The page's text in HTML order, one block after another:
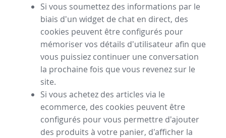
Si vous soumettez des informations par le
biais d'un widget de chat en direct, des
cookies peuvent être configurés pour
mémoriser vos détails d'utilisateur afin que
vous puissiez continuer une conversation
la prochaine fois que vous revenez sur le
site.
Si vous achetez des articles via le
ecommerce, des cookies peuvent être
configurés pour vous permettre d'ajouter
des produits à votre panier, d'afficher la